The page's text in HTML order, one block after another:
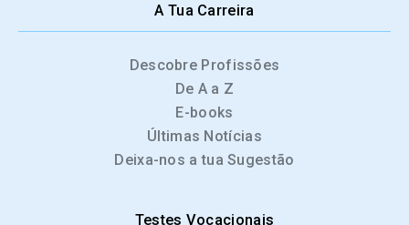
A Tua Carreira
Descobre Profissões
De A a Z
E-books
Últimas Notícias
Deixa-nos a tua Sugestão
Testes Vocacionais